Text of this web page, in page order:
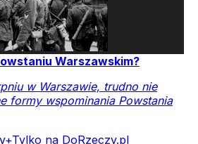
Warszawskim?
w Warszawie, trudno nie
formy wspominania Powstania
Tylko na DoRzeczy.pl